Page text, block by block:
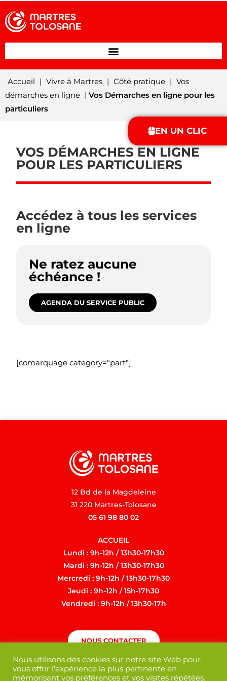
EN UN CLIC
Accueil | Vivre à Martres | Côté pratique | Vos
démarches en ligne | Vos Démarches en ligne pour les
particuliers
VOS DÉMARCHES EN LIGNE
POUR LES PARTICULIERS
Accédez à tous les services
en ligne
Ne ratez aucune
échéance !
AGENDA DU SERVICE PUBLIC
[comarquage category="part"]
12 Bd de la Magdeleine
31 220 Martres-Tolosane
05 61 98 80 02
ACCUEIL
Lundi : 9h-12h / 13h30-17h30
Mardi : 9h-12h / 13h30-17h30
Mercredi : 9h-12h / 13h30-17h30
Jeudi : 9h-12h / 15h-17h30
Vendredi : 9h-12h / 13h30-17h
NOUS CONTACTER
Nous utilisons des cookies sur notre site Web pour
vous offrir l'expérience la plus pertinente en
mémorisant vos préférences et vos visites répétées.